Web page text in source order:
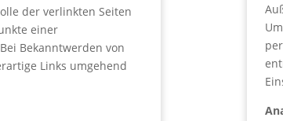
der verlinkten Seiten
einer
Bekanntwerden von
Links umgehend